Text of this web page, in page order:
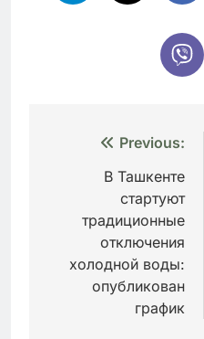
Навигация
записям
Previous:
В Ташкенте
стартуют
традиционные
отключения
холодной воды:
опубликован
график